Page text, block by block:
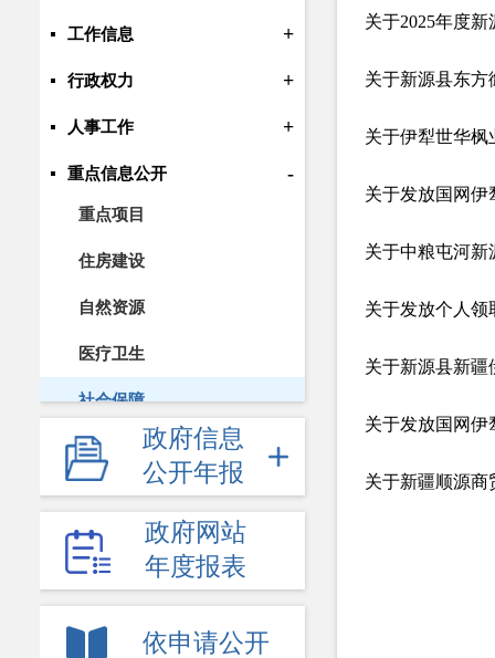
工作信息 +
行政权力 +
人事工作 +
重点信息公开 -
重点项目
住房建设
自然资源
医疗卫生
社会保障
就业创业
社保医保
生态环境
食品药品监管
教育公开
政府信息
公开年报
政府网站
年度报表
依申请公开
关于2025年度
关于新源县东方
关于中粮屯河新
关于发放个人领
关于新源县新疆